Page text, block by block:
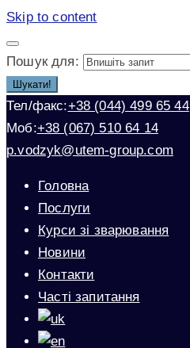
Skip to content
Пошук для:
Шукати!
Тел/факс:+38 (044) 499 65 44
Моб:+38 (067) 510 64 14
p.vodzyk@utem-group.com
Головна
Послуги
Курси зі зварювання
Новини
Контакти
Часті запитання